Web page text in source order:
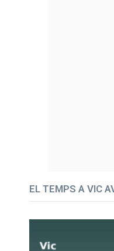
EL TEMPS A VIC